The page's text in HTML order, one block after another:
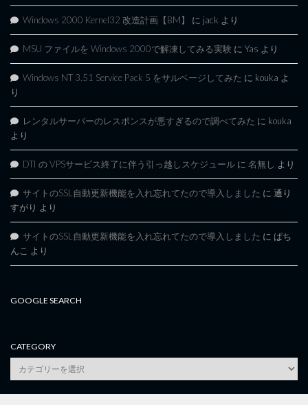
Windows 2000 Kernel32 改造計画【BM】 に jack より
MSU ファイルを Windows 2000で解凍してみる実験 に Yas より
Windows NT 3.51 Service Pack 5 をサルベージしてみた に kouka よ
り
レンタルサーバーのレスポンスが悪すぎるので調べてみた に kouka
より
DTI の VPSサービス終了に伴う引っ越しスケジュール に 名無し より
サイトのSSL自動更新機能を入れ忘れてたので導入しました に 通り
すがり より
サイトのSSL自動更新機能を入れ忘れてたので導入しました に ぱち
んこ より
GOOGLE SEARCH
CATEGORY
category